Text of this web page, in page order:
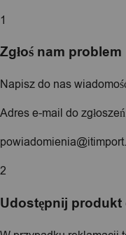
1
Zgłoś nam problem
Napisz do nas
Adres e-mail do
2
Udostępnij produkt